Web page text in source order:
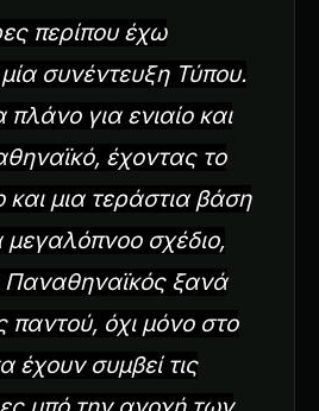
περίπου έχω
συνέντευξη Τύπου.
για ενιαίο και
έχοντας το
και μια τεράστια βάση
σχέδιο,
Παναθηναϊκός ξανά
παντού, όχι μόνο στο
έχουν συμβεί τις